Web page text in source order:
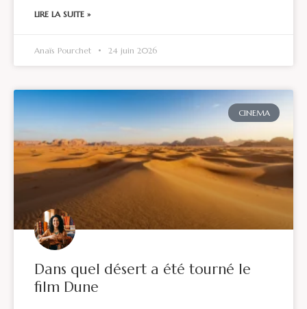
LIRE LA SUITE »
Anaïs Pourchet 24 juin 2026
CINEMA
Dans quel désert a été tourné le
film Dune